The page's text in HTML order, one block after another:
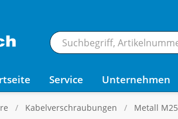
Service Unternehmen
Kabelverschraubungen Metall M25